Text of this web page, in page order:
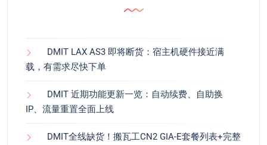
DMIT LAX AS3 即将断货：宿主机硬件接近满
载，有需求尽快下单
DMIT 近期功能更新一览：自动续费、自助换
IP、流量重置全面上线
DMIT全线缺货！搬瓦工CN2 GIA-E套餐列表+完整